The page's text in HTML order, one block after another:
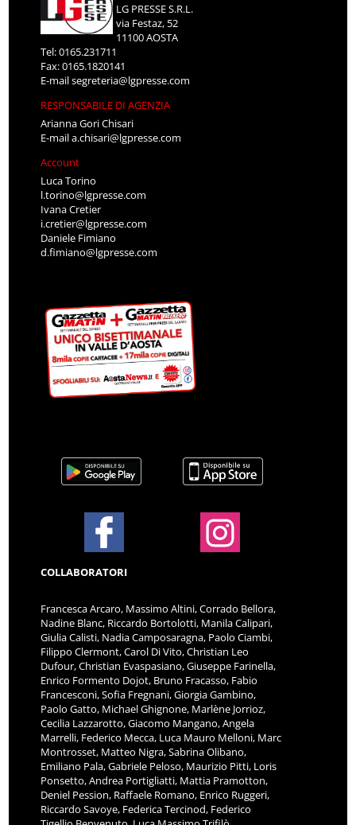
LG PRESSE S.R.L.
via Festaz, 52
11100 AOSTA
Tel: 0165.231711
Fax: 0165.1820141
E-mailsegreteria@lgpresse.com
RESPONSABILE DI AGENZIA
Arianna Gori Chisari
E-maila.chisari@lgpresse.com
Account
Luca Torino
l.torino@lgpresse.com
Ivana Cretier
i.cretier@lgpresse.com
Daniele Fimiano
d.fimiano@lgpresse.com
COLLABORATORI
Francesca Arcaro, Massimo Altini, Corrado Bellora,
Nadine Blanc, Riccardo Bortolotti, Manila Calipari,
Giulia Calisti, Nadia Camposaragna, Paolo Ciambi,
Filippo Clermont, Carol Di Vito, Christian Leo
Dufour, Christian Evaspasiano, Giuseppe Farinella,
Enrico Formento Dojot, Bruno Fracasso, Fabio
Francesconi, Sofia Fregnani, Giorgia Gambino,
Paolo Gatto, Michael Ghignone, Marlène Jorrioz,
Cecilia Lazzarotto, Giacomo Mangano, Angela
Marrelli, Federico Mecca, Luca Mauro Melloni, Marc
Montrosset, Matteo Nigra, Sabrina Olibano,
Emiliano Pala, Gabriele Peloso, Maurizio Pitti, Loris
Ponsetto, Andrea Portigliatti, Mattia Pramotton,
Deniel Pession, Raffaele Romano, Enrico Ruggeri,
Riccardo Savoye, Federica Tercinod, Federico